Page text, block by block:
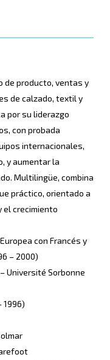
de producto, ventas y
de calzado, textil y
por su liderazgo
con probada
internacionales,
y aumentar la
Multilingüe, combina
práctico, orientado a
el crecimiento
con Francés y
– 2000)
Université Sorbonne
1996)